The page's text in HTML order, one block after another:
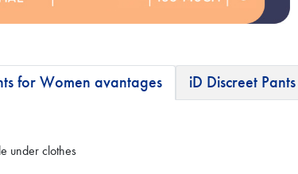
for Women avantages iD Discreet
under clothes